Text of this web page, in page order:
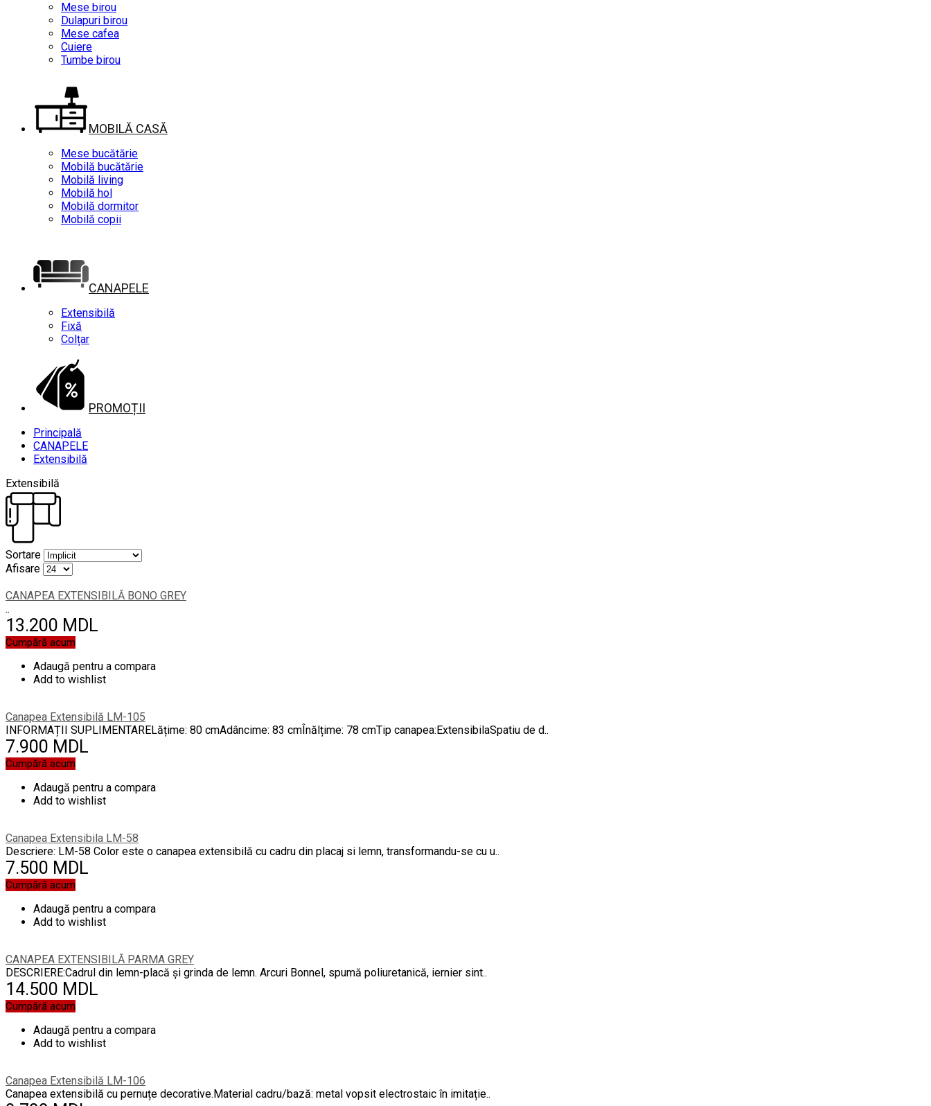
Mese birou
Dulapuri birou
Mese cafea
Cuiere
Tumbe birou
MOBILĂ CASĂ
Mese bucătărie
Mobilă bucătărie
Mobilă living
Mobilă hol
Mobilă dormitor
Mobilă copii
CANAPELE
Extensibilă
Fixă
Colțar
PROMOȚII
Principală
CANAPELE
Extensibilă
Extensibilă
Sortare
Afisare
CANAPEA EXTENSIBILĂ BONO GREY
..
13.200 MDL
Cumpără acum
Adaugă pentru a compara
Add to wishlist
Canapea Extensibilă LM-105
INFORMAȚII SUPLIMENTARELățime: 80 cmAdâncime: 83 cmÎnălțime: 78 cmTip canapea:ExtensibilaSpatiu de d..
7.900 MDL
Cumpără acum
Adaugă pentru a compara
Add to wishlist
Canapea Extensibila LM-58
Descriere: LM-58 Color este o canapea extensibilă cu cadru din placaj si lemn, transformandu-se cu u..
7.500 MDL
Cumpără acum
Adaugă pentru a compara
Add to wishlist
CANAPEA EXTENSIBILĂ PARMA GREY
DESCRIERE:Cadrul din lemn-placă și grinda de lemn. Arcuri Bonnel, spumă poliuretanică, iernier sint..
14.500 MDL
Cumpără acum
Adaugă pentru a compara
Add to wishlist
Canapea Extensibilă LM-106
Canapea extensibilă cu pernuțe decorative.Material cadru/bază: metal vopsit electrostaic în imitație..